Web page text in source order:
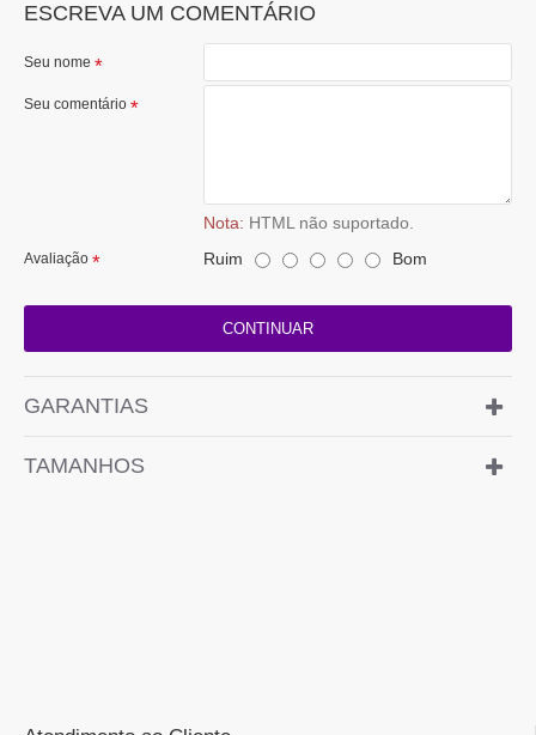
ESCREVA UM COMENTÁRIO
Seu nome
Seu comentário
Nota: HTML não suportado.
Avaliação Ruim Bom
CONTINUAR
GARANTIAS
TAMANHOS